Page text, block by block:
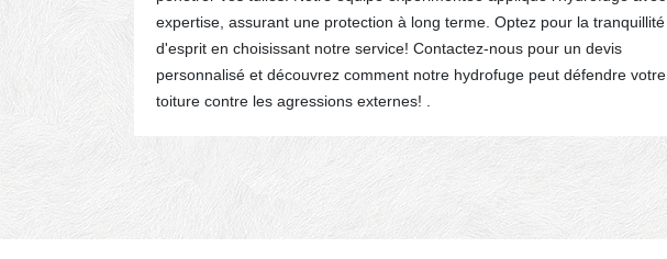
expertise, assurant une protection à long terme. Optez pour la tranquillité
d'esprit en choisissant notre service! Contactez-nous pour un devis
personnalisé et découvrez comment notre hydrofuge peut défendre votre
toiture contre les agressions externes! .